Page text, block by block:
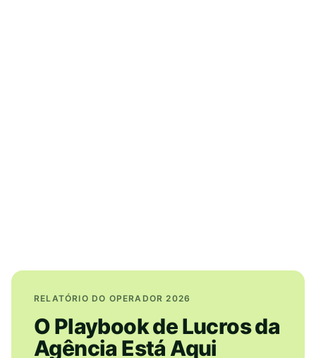
RELATÓRIO DO OPERADOR 2026
O Playbook de Lucros da
Agência Está Aqui